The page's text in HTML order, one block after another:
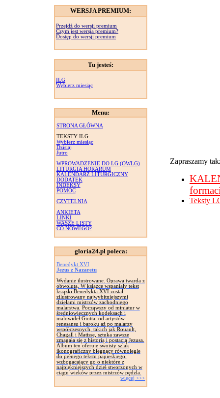
WERSJA PREMIUM:
Przejdź do wersji premium
Czym jest wersja premium?
Dostęp do wersji premium
Tu jesteś:
ILG
Wybierz miesiąc
Menu:
STRONA GŁÓWNA
TEKSTY ILG
Wybierz miesiąc
Dzisiaj
Jutro
WPROWADZENIE DO LG (OWLG)
LITURGIA HORARUM
KALENDARZ LITURGICZNY
DODATEK
INDEKSY
POMOC
CZYTELNIA
ANKIETA
LINKI
WASZE LISTY
CO NOWEGO?
gloria24.pl poleca:
Benedykt XVI
Jezus z Nazaretu
Wydanie ilustrowane. Oprawa twarda z
obwolutą. W książce wspaniały tekst
książki Benedykta XVI został
zilustrowany najwybitniejszymi
dziełami mistrzów zachodniego
malarstwa. Począwszy od miniatur w
średniowiecznych kodeksach i
malowideł Giotta, od artystów
renesansu i baroku aż po malarzy
współczesnych, takich jak Rouault,
Chagall i Matisse, sztuka zawsze
zmagała się z historią i postacią Jezusa.
Album ten oferuje swoisty szlak
ikonograficzny biegnący równolegle
do pełnego tekstu papieskiego,
wzbogacający go o niektóre z
najpiękniejszych dzieł stworzonych w
ciągu wieków przez mistrzów pędzla.
więcej >>>
Zapraszamy
Teksty